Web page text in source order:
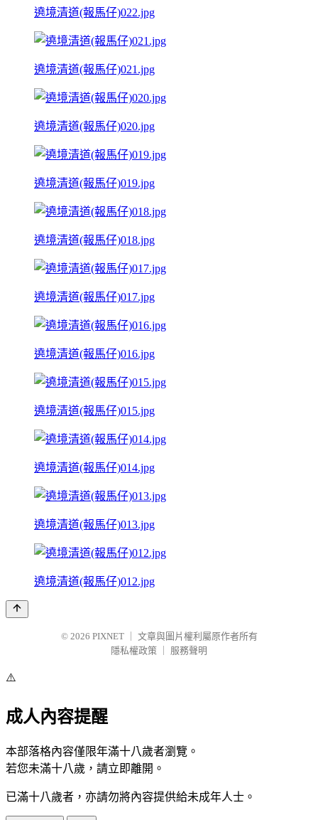
遶境清道(報馬仔)022.jpg
遶境清道(報馬仔)021.jpg
遶境清道(報馬仔)020.jpg
遶境清道(報馬仔)019.jpg
遶境清道(報馬仔)018.jpg
遶境清道(報馬仔)017.jpg
遶境清道(報馬仔)016.jpg
遶境清道(報馬仔)015.jpg
遶境清道(報馬仔)014.jpg
遶境清道(報馬仔)013.jpg
遶境清道(報馬仔)012.jpg
© 2026 PIXNET
文章與圖片權利屬原作者所有
隱私權政策
服務聲明
⚠️
成人內容提醒
本部落格內容僅限年滿十八歲者瀏覽。
若您未滿十八歲，請立即離開。
已滿十八歲者，亦請勿將內容提供給未成年人士。